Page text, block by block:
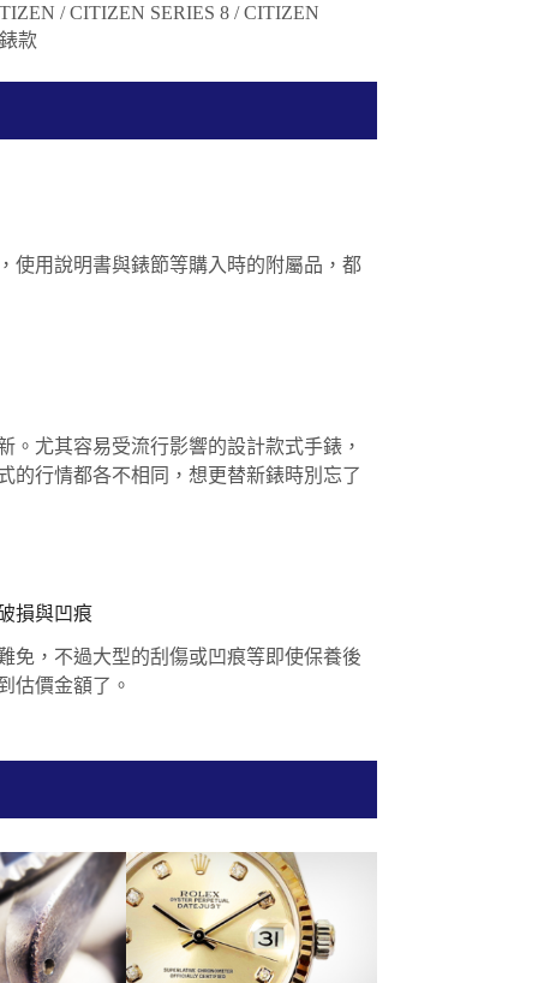
/ CITIZEN SERIES 8 / CITIZEN
款
使用說明書與錶節等購入時的附屬品，都
。尤其容易受流行影響的設計款式手錶，
的行情都各不相同，想更替新錶時別忘了
損與凹痕
免，不過大型的刮傷或凹痕等即使保養後
估價金額了。